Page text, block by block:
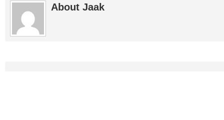
About Jaak